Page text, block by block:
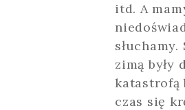
itd. A
słuchamy.
zimą były
katastrofą
czas się